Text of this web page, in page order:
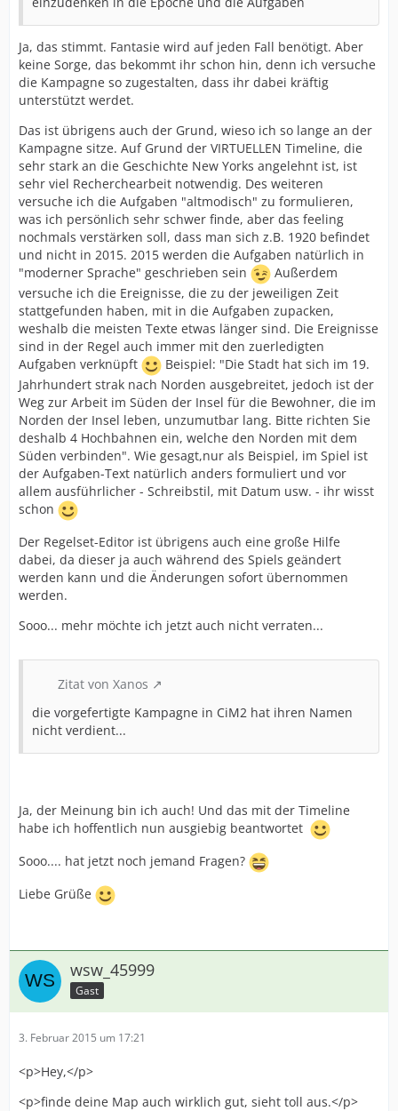
Ja, das stimmt. Fantasie wird auf jeden Fall benötigt. Aber
keine Sorge, das bekommt ihr schon hin, denn ich versuche
die Kampagne so zugestalten, dass ihr dabei kräftig
unterstützt werdet.
Das ist übrigens auch der Grund, wieso ich so lange an der
Kampagne sitze. Auf Grund der VIRTUELLEN Timeline, die
sehr stark an die Geschichte New Yorks angelehnt ist, ist
sehr viel Recherchearbeit notwendig. Des weiteren
versuche ich die Aufgaben "altmodisch" zu formulieren,
was ich persönlich sehr schwer finde, aber das feeling
nochmals verstärken soll, dass man sich z.B. 1920 befindet
und nicht in 2015. 2015 werden die Aufgaben natürlich in
"moderner Sprache" geschrieben sein
Außerdem
versuche ich die Ereignisse, die zu der jeweiligen Zeit
stattgefunden haben, mit in die Aufgaben zupacken,
weshalb die meisten Texte etwas länger sind. Die Ereignisse
sind in der Regel auch immer mit den zuerledigten
Aufgaben verknüpft
Beispiel: "Die Stadt hat sich im 19.
Jahrhundert strak nach Norden ausgebreitet, jedoch ist der
Weg zur Arbeit im Süden der Insel für die Bewohner, die im
Norden der Insel leben, unzumutbar lang. Bitte richten Sie
deshalb 4 Hochbahnen ein, welche den Norden mit dem
Süden verbinden". Wie gesagt,nur als Beispiel, im Spiel ist
der Aufgaben-Text natürlich anders formuliert und vor
allem ausführlicher - Schreibstil, mit Datum usw. - ihr wisst
schon
Der Regelset-Editor ist übrigens auch eine große Hilfe
dabei, da dieser ja auch während des Spiels geändert
werden kann und die Änderungen sofort übernommen
werden.
Sooo... mehr möchte ich jetzt auch nicht verraten...
Zitat von Xanos
die vorgefertigte Kampagne in CiM2 hat ihren Namen
nicht verdient...
Ja, der Meinung bin ich auch! Und das mit der Timeline
habe ich hoffentlich nun ausgiebig beantwortet
Sooo.... hat jetzt noch jemand Fragen?
Liebe Grüße
wsw_45999
Gast
3. Februar 2015 um 17:21
<p>Hey,</p>
<p>finde deine Map auch wirklich gut, sieht toll aus.</p>